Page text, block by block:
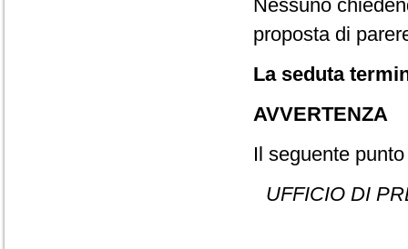
Nessuno
proposta di
La seduta
AVVERTENZA
Il seguente
UFFICIO DI